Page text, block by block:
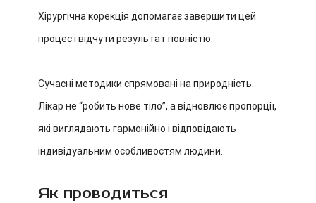
Хірургічна корекція допомагає завершити цей
процес і відчути результат повністю.
Сучасні методики спрямовані на природність.
Лікар не “робить нове тіло”, а відновлює пропорції,
які виглядають гармонійно і відповідають
індивідуальним особливостям людини.
Як проводиться